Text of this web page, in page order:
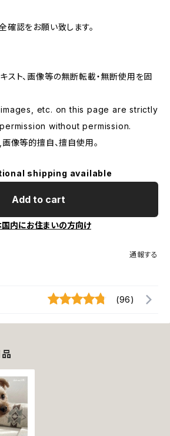
確認をお願い致します。
スト、画像等の無断転載・無断使用を固
etc. on this page are strictly
without permission.
像等的擅自、擅自使用。
shipping available
Add to cart
国内にお住まいの方向け
通報する
(96)